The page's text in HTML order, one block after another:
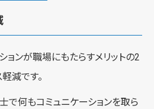
ョンが職場にもたらすメリットの2
減です。
で何もコミュニケーションを取ら